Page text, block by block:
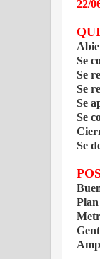
22/
Se
Se
Se
Se
Se
Se